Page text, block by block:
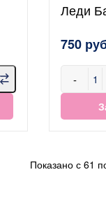
Леди
750
-
Показано с 61